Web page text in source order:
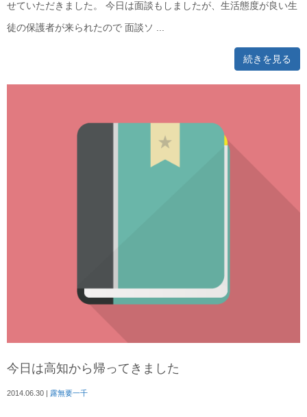
せていただきました。 今日は面談もしましたが、生活態度が良い生
徒の保護者が来られたので 面談ソ ...
続きを見る
今日は高知から帰ってきました
2014.06.30 | 露無要一千